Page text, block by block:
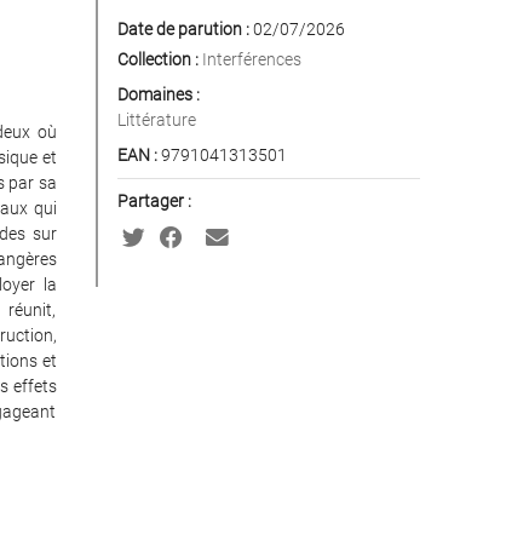
où
et
par sa
qui
sur
la
réunit,
et
effets
Date de parution :02/07/2026
Collection : Interférences
Domaines :
Littérature
EAN :9791041313501
Partager :